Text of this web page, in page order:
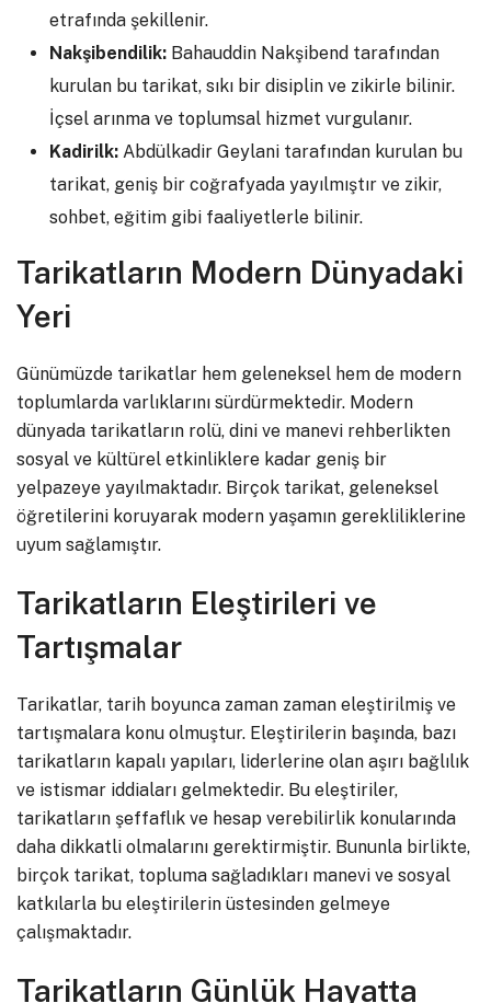
etrafında şekillenir.
Nakşibendilik: Bahauddin Nakşibend tarafından
kurulan bu tarikat, sıkı bir disiplin ve zikirle bilinir.
İçsel arınma ve toplumsal hizmet vurgulanır.
Kadirilk: Abdülkadir Geylani tarafından kurulan bu
tarikat, geniş bir coğrafyada yayılmıştır ve zikir,
sohbet, eğitim gibi faaliyetlerle bilinir.
Tarikatların Modern Dünyadaki
Yeri
Günümüzde tarikatlar hem geleneksel hem de modern
toplumlarda varlıklarını sürdürmektedir. Modern
dünyada tarikatların rolü, dini ve manevi rehberlikten
sosyal ve kültürel etkinliklere kadar geniş bir
yelpazeye yayılmaktadır. Birçok tarikat, geleneksel
öğretilerini koruyarak modern yaşamın gerekliliklerine
uyum sağlamıştır.
Tarikatların Eleştirileri ve
Tartışmalar
Tarikatlar, tarih boyunca zaman zaman eleştirilmiş ve
tartışmalara konu olmuştur. Eleştirilerin başında, bazı
tarikatların kapalı yapıları, liderlerine olan aşırı bağlılık
ve istismar iddiaları gelmektedir. Bu eleştiriler,
tarikatların şeffaflık ve hesap verebilirlik konularında
daha dikkatli olmalarını gerektirmiştir. Bununla birlikte,
birçok tarikat, topluma sağladıkları manevi ve sosyal
katkılarla bu eleştirilerin üstesinden gelmeye
çalışmaktadır.
Tarikatların Günlük Hayatta